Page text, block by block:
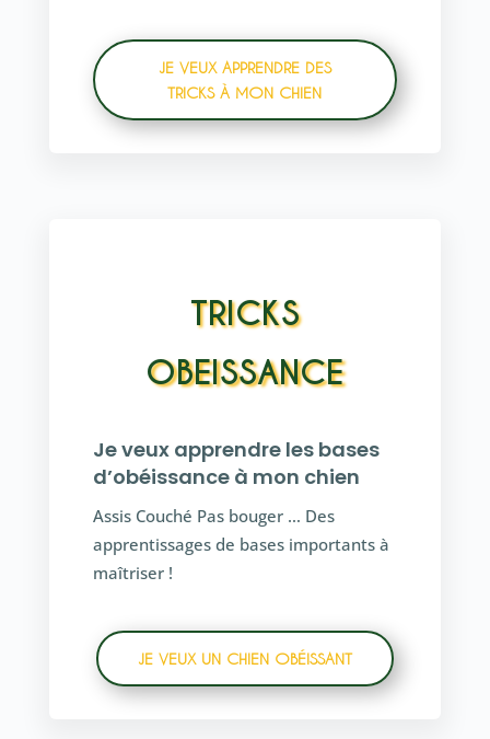
JE VEUX APPRENDRE DES
TRICKS À MON CHIEN
TRICKS
OBEISSANCE
Je veux apprendre les bases
d’obéissance à mon chien
Assis Couché Pas bouger … Des
apprentissages de bases importants à
maîtriser !
JE VEUX UN CHIEN OBÉISSANT